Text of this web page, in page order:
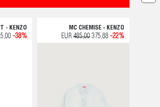
- KENZO
-38%
MC CHEMISE - KENZO
EUR 485,00 375,88 -22%